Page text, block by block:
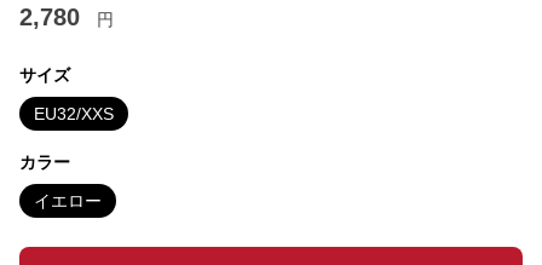
2,780 円
サイズ
EU32/XXS
カラー
イエロー